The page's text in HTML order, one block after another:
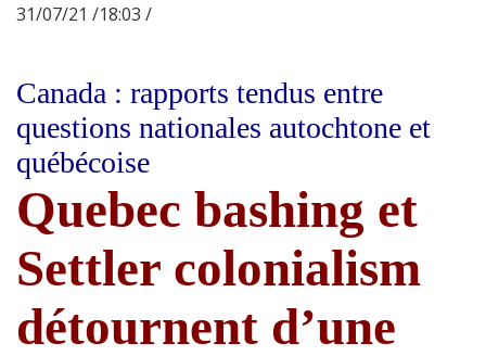
31/07/21 /18:03 /
Canada : rapports tendus entre
questions nationales autochtone et
québécoise
Quebec bashing et
Settler colonialism
détournent d’une